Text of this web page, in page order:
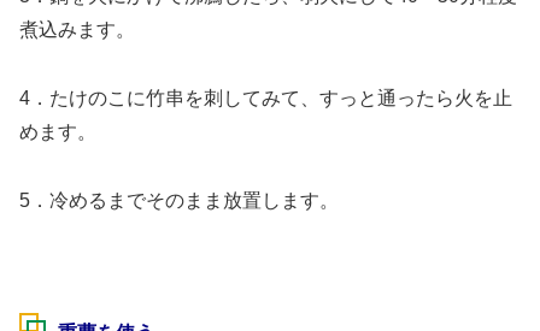
煮込みます。
4．たけのこに竹串を刺してみて、すっと通ったら火を止
めます。
5．冷めるまでそのまま放置します。